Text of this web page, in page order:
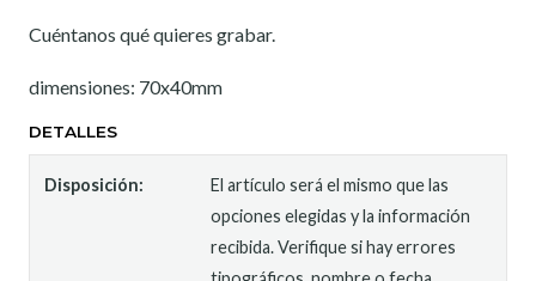
Cuéntanos qué quieres grabar.
dimensiones: 70x40mm
DETALLES
Disposición:
El artículo será el mismo que las
opciones elegidas y la información
recibida. Verifique si hay errores